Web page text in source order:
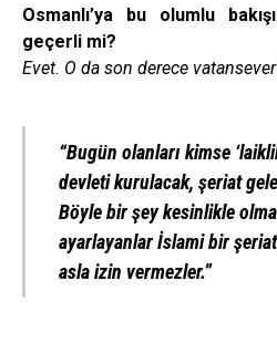
Osmanlı’ya bu olumlu
geçerli mi?
Evet. O da son derece
“Bugün olanları kimse
devleti kurulacak, şeriat
Böyle bir şey kesinlikle
ayarlayanlar İslami bir
asla izin vermezler.”